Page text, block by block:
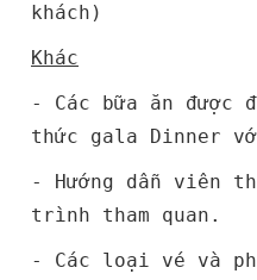
khách)
Khác
- Các bữa ăn được
thức gala Dinner
- Hướng dẫn viên
trình tham quan.
- Các loại vé và